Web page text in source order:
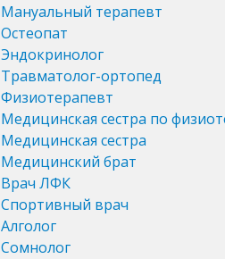
Мануальный терапевт
Остеопат
Эндокринолог
Травматолог-ортопед
Физиотерапевт
Медицинская сестра по
Медицинская сестра
Медицинский брат
Врач ЛФК
Спортивный врач
Алголог
Сомнолог